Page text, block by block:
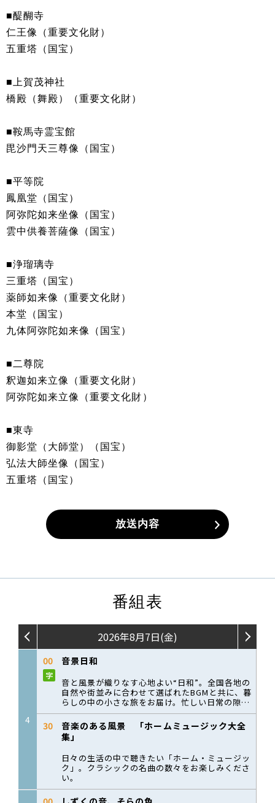
■醍醐寺
仁王像（重要文化財）
五重塔（国宝）
■上賀茂神社
橋殿（舞殿）（重要文化財）
■鞍馬寺霊宝館
毘沙門天三尊像（国宝）
■平等院
鳳凰堂（国宝）
阿弥陀如来坐像（国宝）
雲中供養菩薩像（国宝）
■浄瑠璃寺
三重塔（国宝）
薬師如来像（重要文化財）
本堂（国宝）
九体阿弥陀如来像（国宝）
■二尊院
釈迦如来立像（重要文化財）
阿弥陀如来立像（重要文化財）
■東寺
御影堂（大師堂）（国宝）
弘法大師坐像（国宝）
五重塔（国宝）
放送内容
番組表